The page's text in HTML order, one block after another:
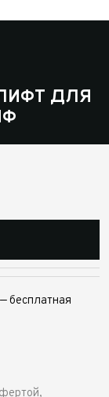
ДЛЯ
бесплатная